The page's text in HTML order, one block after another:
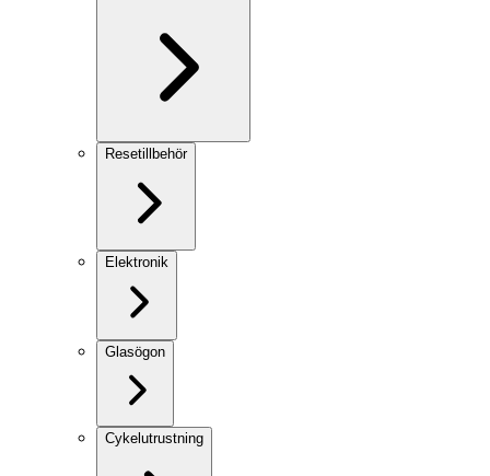
Resetillbehör
Elektronik
Glasögon
Cykelutrustning